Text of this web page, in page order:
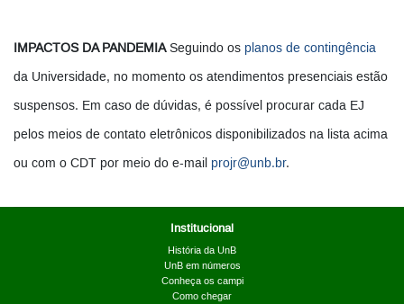
IMPACTOS DA PANDEMIASeguindo os planos de contingência
da Universidade, no momento os atendimentos presenciais estão
suspensos. Em caso de dúvidas, é possível procurar cada EJ
pelos meios de contato eletrônicos disponibilizados na lista acima
ou com o CDT por meio do e-mail projr@unb.br.
Institucional
História da UnB
UnB em números
Conheça os campi
Como chegar